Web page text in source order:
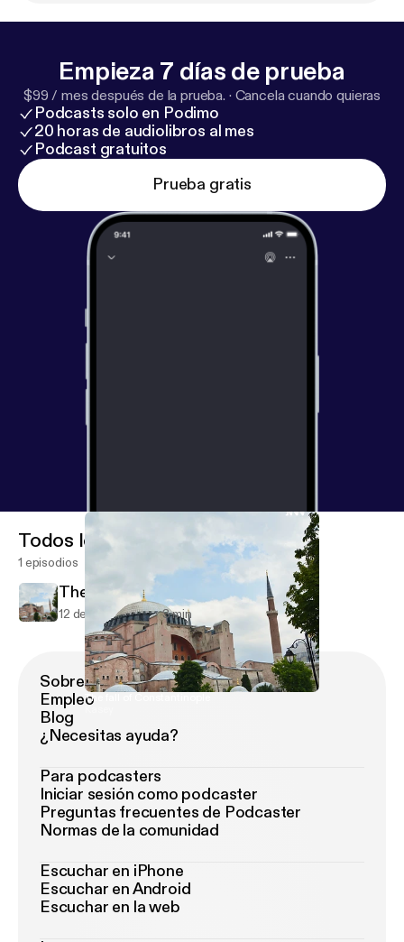
Empieza 7 días de prueba
$99 / mes después de la prueba. · Cancela cuando quieras
Podcasts solo en Podimo
20 horas de audiolibros al mes
Podcast gratuitos
Prueba gratis
The fall of Constantinople
Todos los episodios
1 episodios
The fall of Constantinople
12 de jun de 2021 3 min
Sobre Podimo
Empleo
Blog
¿Necesitas ayuda?
Para podcasters
Iniciar sesión como podcaster
Preguntas frecuentes de Podcaster
Normas de la comunidad
Escuchar en iPhone
Escuchar en Android
Escuchar en la web